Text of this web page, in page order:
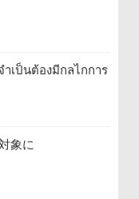
เป็นต้องมีกลไกการ
象に